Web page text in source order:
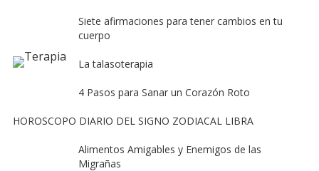
Siete afirmaciones para tener cambios en tu
cuerpo
La talasoterapia
4 Pasos para Sanar un Corazón Roto
HOROSCOPO DIARIO DEL SIGNO ZODIACAL LIBRA
Alimentos Amigables y Enemigos de las
Migrañas